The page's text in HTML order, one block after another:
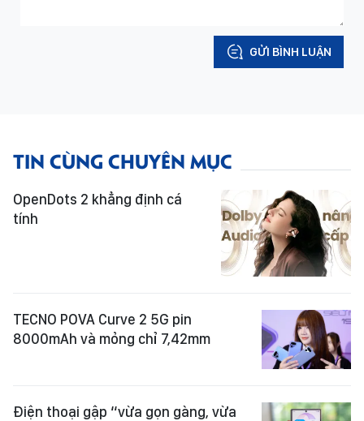
GỬI BÌNH LUẬN
TIN CÙNG CHUYÊN MỤC
OpenDots 2 khẳng định cá
tính
TECNO POVA Curve 2 5G pin
8000mAh và mỏng chỉ 7,42mm
Điện thoại gập “vừa gọn gàng, vừa